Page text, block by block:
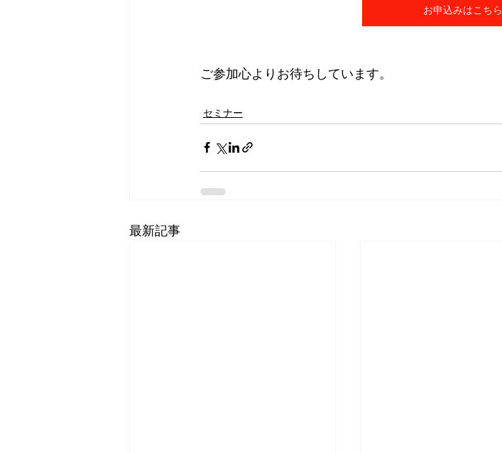
お申込みはこちら
ご参加心よりお待ちしています。
セミナー
最新記事